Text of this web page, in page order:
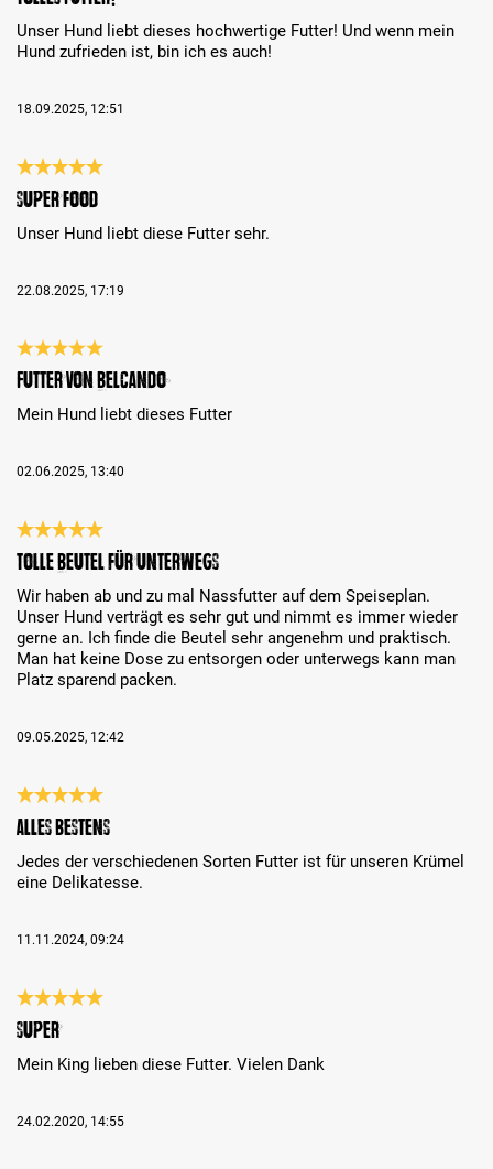
Unser Hund liebt dieses hochwertige Futter! Und wenn mein
Hund zufrieden ist, bin ich es auch!
18.09.2025, 12:51
Análise com classificação de 5 de 5 estrelas
Super food
Unser Hund liebt diese Futter sehr.
22.08.2025, 17:19
Análise com classificação de 5 de 5 estrelas
Futter von Belcando
Mein Hund liebt dieses Futter
02.06.2025, 13:40
Análise com classificação de 5 de 5 estrelas
Tolle Beutel für unterwegs
Wir haben ab und zu mal Nassfutter auf dem Speiseplan.
Unser Hund verträgt es sehr gut und nimmt es immer wieder
gerne an. Ich finde die Beutel sehr angenehm und praktisch.
Man hat keine Dose zu entsorgen oder unterwegs kann man
Platz sparend packen.
09.05.2025, 12:42
Análise com classificação de 5 de 5 estrelas
Alles bestens
Jedes der verschiedenen Sorten Futter ist für unseren Krümel
eine Delikatesse.
11.11.2024, 09:24
Análise com classificação de 5 de 5 estrelas
Super
Mein King lieben diese Futter. Vielen Dank
24.02.2020, 14:55